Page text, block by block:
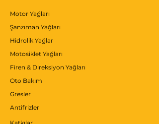
Motor Yağları
Şanzıman Yağları
Hidrolik Yağlar
Motosiklet Yağları
Firen & Direksiyon Yağları
Oto Bakım
Gresler
Antifrizler